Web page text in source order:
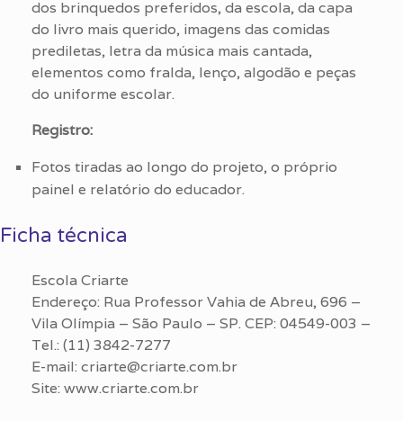
dos brinquedos preferidos, da escola, da capa
do livro mais querido, imagens das comidas
prediletas, letra da música mais cantada,
elementos como fralda, lenço, algodão e peças
do uniforme escolar.
Registro:
Fotos tiradas ao longo do projeto, o próprio
painel e relatório do educador.
Ficha técnica
Escola Criarte
Endereço: Rua Professor Vahia de Abreu, 696 –
Vila Olímpia – São Paulo – SP. CEP: 04549-003 –
Tel.: (11) 3842-7277
E-mail: criarte@criarte.com.br
Site: www.criarte.com.br